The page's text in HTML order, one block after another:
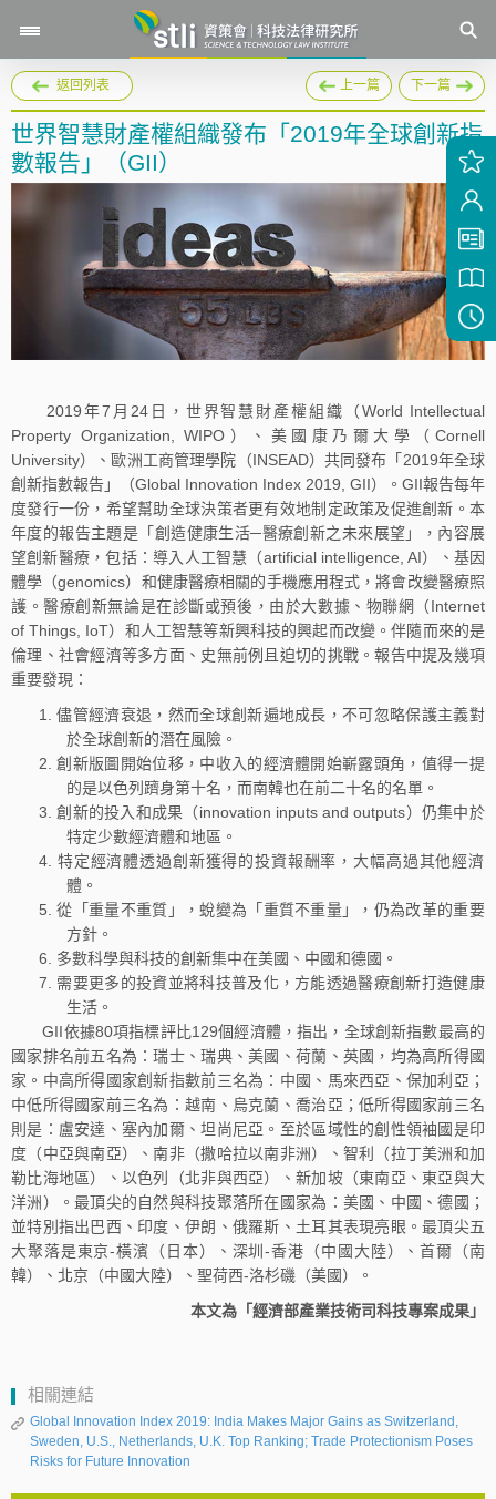
返回列表 上一篇 下一篇
世界智慧財產權組織發布「2019年全球創新指
數報告」（GII）
2019年7月24日，世界智慧財產權組織（World Intellectual
Property Organization, WIPO）、美國康乃爾大學（Cornell
University）、歐洲工商管理學院（INSEAD）共同發布「2019年全球
創新指數報告」（Global Innovation Index 2019, GII）。GII報告每年
度發行一份，希望幫助全球決策者更有效地制定政策及促進創新。本
年度的報告主題是「創造健康生活─醫療創新之未來展望」，內容展
望創新醫療，包括：導入人工智慧（artificial intelligence, AI）、基因
體學（genomics）和健康醫療相關的手機應用程式，將會改變醫療照
護。醫療創新無論是在診斷或預後，由於大數據、物聯網（Internet
of Things, IoT）和人工智慧等新興科技的興起而改變。伴隨而來的是
倫理、社會經濟等多方面、史無前例且迫切的挑戰。報告中提及幾項
重要發現：
儘管經濟衰退，然而全球創新遍地成長，不可忽略保護主義對
於全球創新的潛在風險。
創新版圖開始位移，中收入的經濟體開始嶄露頭角，值得一提
的是以色列躋身第十名，而南韓也在前二十名的名單。
創新的投入和成果（innovation inputs and outputs）仍集中於
特定少數經濟體和地區。
特定經濟體透過創新獲得的投資報酬率，大幅高過其他經濟
體。
從「重量不重質」，蛻變為「重質不重量」，仍為改革的重要
方針。
多數科學與科技的創新集中在美國、中國和德國。
需要更多的投資並將科技普及化，方能透過醫療創新打造健康
生活。
GII依據80項指標評比129個經濟體，指出，全球創新指數最高的
國家排名前五名為：瑞士、瑞典、美國、荷蘭、英國，均為高所得國
家。中高所得國家創新指數前三名為：中國、馬來西亞、保加利亞；
中低所得國家前三名為：越南、烏克蘭、喬治亞；低所得國家前三名
則是：盧安達、塞內加爾、坦尚尼亞。至於區域性的創性領袖國是印
度（中亞與南亞）、南非（撒哈拉以南非洲）、智利（拉丁美洲和加
勒比海地區）、以色列（北非與西亞）、新加坡（東南亞、東亞與大
洋洲）。最頂尖的自然與科技聚落所在國家為：美國、中國、德國；
並特別指出巴西、印度、伊朗、俄羅斯、土耳其表現亮眼。最頂尖五
大聚落是東京-橫濱（日本）、深圳-香港（中國大陸）、首爾（南
韓）、北京（中國大陸）、聖荷西-洛杉磯（美國）。
本文為「經濟部產業技術司科技專案成果」
相關連結
Global Innovation Index 2019: India Makes Major Gains as Switzerland,
Sweden, U.S., Netherlands, U.K. Top Ranking; Trade Protectionism Poses
Risks for Future Innovation